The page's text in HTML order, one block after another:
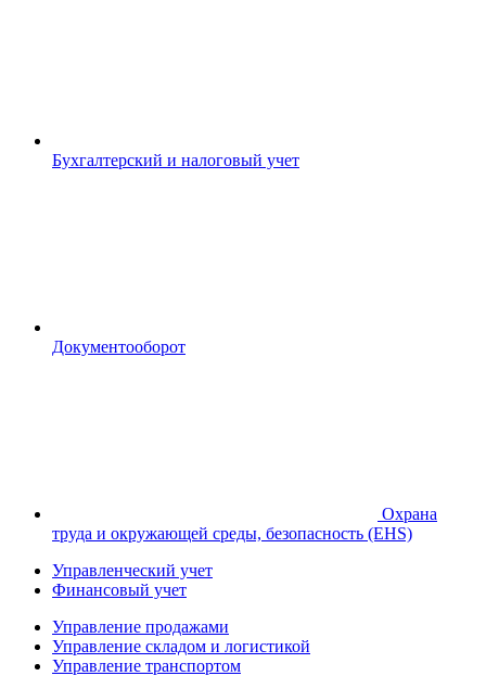
Бухгалтерский и налоговый учет
Документооборот
Охрана
труда и окружающей среды, безопасность (EHS)
Управленческий учет
Финансовый учет
Управление продажами
Управление складом и логистикой
Управление транспортом